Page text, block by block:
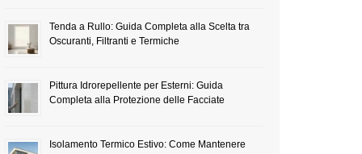
Tenda a Rullo: Guida Completa alla Scelta tra
Oscuranti, Filtranti e Termiche
Pittura Idrorepellente per Esterni: Guida
Completa alla Protezione delle Facciate
Isolamento Termico Estivo: Come Mantenere